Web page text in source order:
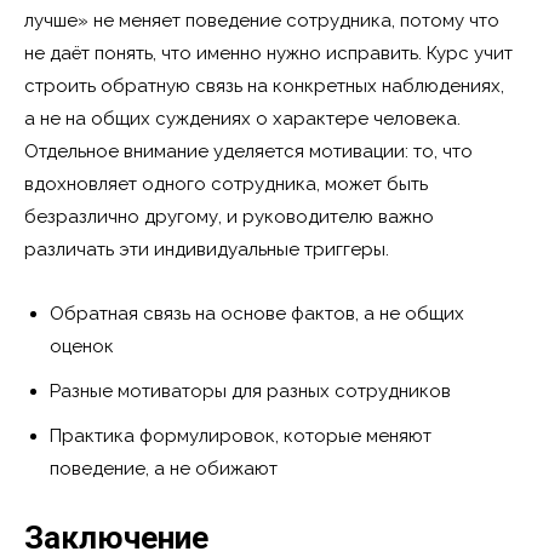
лучше» не меняет поведение сотрудника, потому что
не даёт понять, что именно нужно исправить. Курс учит
строить обратную связь на конкретных наблюдениях,
а не на общих суждениях о характере человека.
Отдельное внимание уделяется мотивации: то, что
вдохновляет одного сотрудника, может быть
безразлично другому, и руководителю важно
различать эти индивидуальные триггеры.
Обратная связь на основе фактов, а не общих
оценок
Разные мотиваторы для разных сотрудников
Практика формулировок, которые меняют
поведение, а не обижают
Заключение